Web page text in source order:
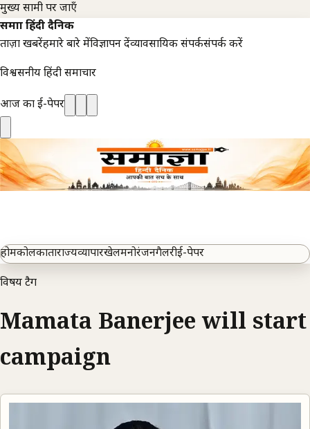
मुख्य सामग्री पर जाएँ
समाज्ञा हिंदी दैनिक
ताज़ा खबरेंहमारे बारे मेंविज्ञापन देंव्यावसायिक संपर्कसंपर्क करें
विश्वसनीय हिंदी समाचार
आज का ई-पेपर
होमकोलकाताराज्यव्यापारखेलमनोरंजनगैलरीई-पेपर
विषय टैग
Mamata Banerjee will start
campaign